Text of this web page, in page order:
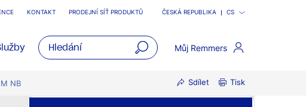
KONTAKT PRODEJNÍ SÍŤ PRODUKTŮ ČESKÁ REPUBLIKA CS
Můj Remmers
NB Sdílet Tisk